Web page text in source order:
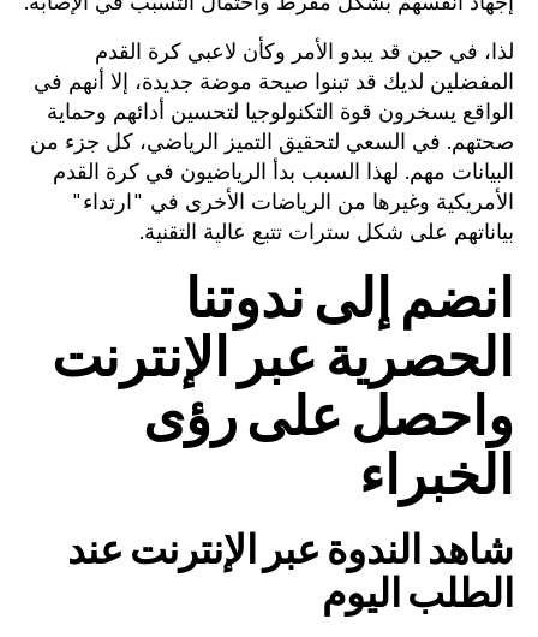
لذا، في حين قد يبدو الأمر وكأن لاعبي كرة القدم
المفضلين لديك قد تبنوا صيحة موضة جديدة، إلا أنهم في
الواقع يسخرون قوة التكنولوجيا لتحسين أدائهم وحماية
صحتهم. في السعي لتحقيق التميز الرياضي، كل جزء من
البيانات مهم. لهذا السبب بدأ الرياضيون في كرة القدم
الأمريكية وغيرها من الرياضات الأخرى في "ارتداء"
بياناتهم على شكل سترات تتبع عالية التقنية.
انضم إلى ندوتنا
الحصرية عبر الإنترنت
واحصل على رؤى
الخبراء
شاهد الندوة عبر الإنترنت عند
الطلب اليوم